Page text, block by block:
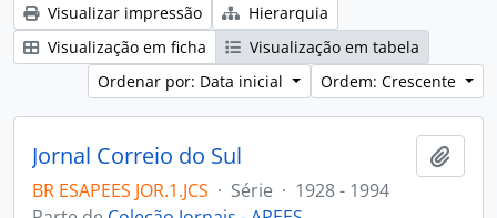
Visualizar impressão
Hierarquia
Visualização em ficha
Visualização em tabela
Ordenar por: Data inicial
Ordem: Crescente
Jornal Correio do Sul
BR ESAPEES JOR.1.JCS · Série · 1928 - 1994